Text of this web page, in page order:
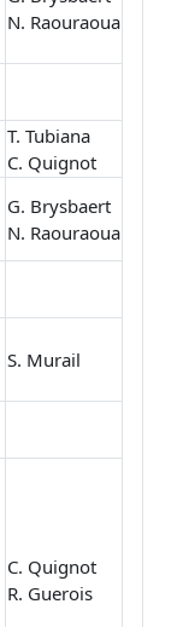
N. Raouraoua
T. Tubiana
C. Quignot
G. Brysbaert
N. Raouraoua
S. Murail
C. Quignot
R. Guerois